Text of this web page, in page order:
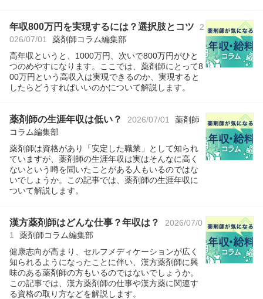
年収800万円を実現するには？選択肢とコツ
2
026/07/01
薬剤師コラム編集部
高年収というと、1000万円、次いで800万円がひと
つのめやすになります。ここでは、薬剤師にとって8
00万円という高収入は実現できるのか、実現すると
したらどうすればいいのかについて解説します。
薬剤師の生涯年収は低い？ 2026/07/01
薬剤師
コラム編集部
薬剤師は資格があり「安定した職業」として知られ
ていますが、薬剤師の生涯年収は実はそんなに高く
ないという噂を聞いたことがある人もいるのではな
いでしょうか。この記事では、薬剤師の生涯年収に
ついて解説します。
漢方薬剤師はどんな仕事？年収は？
2026/07/0
1
薬剤師コラム編集部
健康志向が高まり、セルフメディケーションが広く
知られるようになったことに伴い、漢方薬剤師に興
味のある薬剤師の方もいるのではないでしょうか。
この記事では、漢方薬剤師の仕事や漢方薬に関連す
る資格の取り方などを解説します。